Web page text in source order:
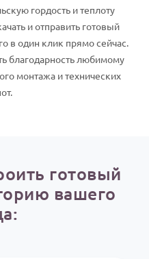
гордость и теплоту
и отправить готовый
в один клик прямо сейчас.
благодарность любимому
монтажа и технических
готовый
вашего